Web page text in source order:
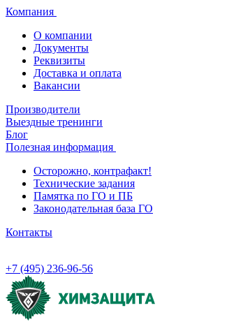
Компания
О компании
Документы
Реквизиты
Доставка и оплата
Вакансии
Производители
Выездные тренинги
Блог
Полезная информация
Осторожно, контрафакт!
Технические задания
Памятка по ГО и ПБ
Законодательная база ГО
Контакты
+7 (495) 236-96-56